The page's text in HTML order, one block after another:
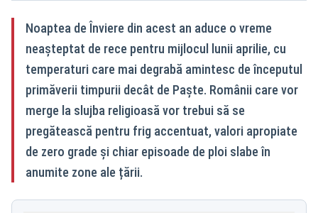
Noaptea de Înviere din acest an aduce o vreme
neașteptat de rece pentru mijlocul lunii aprilie, cu
temperaturi care mai degrabă amintesc de începutul
primăverii timpurii decât de Paște. Românii care vor
merge la slujba religioasă vor trebui să se
pregătească pentru frig accentuat, valori apropiate
de zero grade și chiar episoade de ploi slabe în
anumite zone ale țării.